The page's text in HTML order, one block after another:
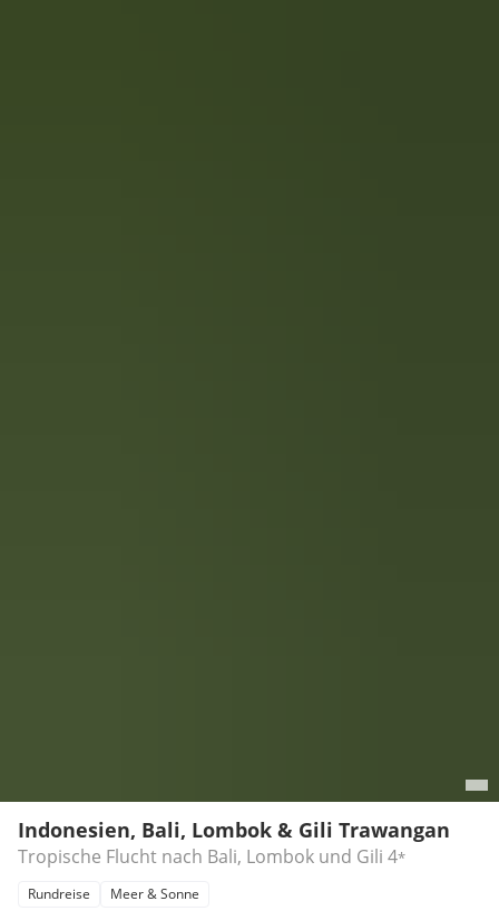
Indonesien, Bali, Lombok & Gili Trawangan
Tropische Flucht nach Bali, Lombok und Gili 4*
Rundreise Meer & Sonne